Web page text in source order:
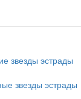
звезды эстрады
звезды эстрады